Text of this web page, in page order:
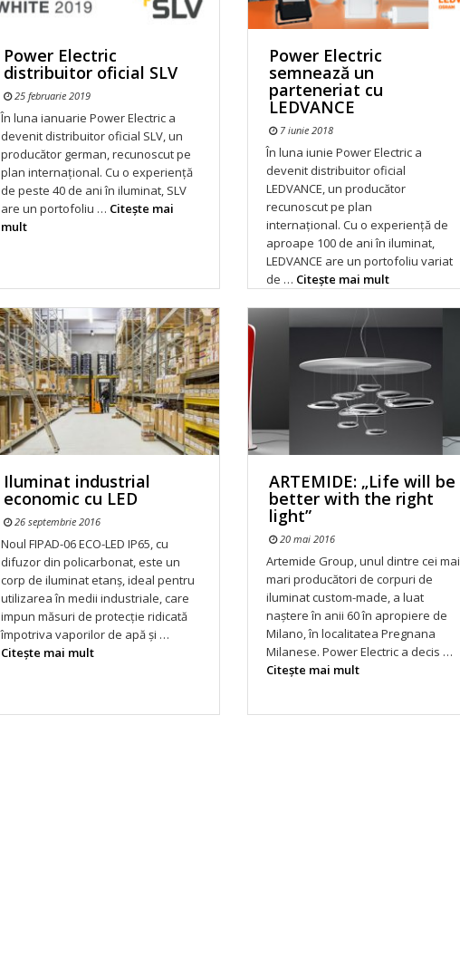
Power Electric
distribuitor oficial SLV
25 februarie 2019
În luna ianuarie Power Electric a
devenit distribuitor oficial SLV, un
producător german, recunoscut pe
plan internațional. Cu o experiență
de peste 40 de ani în iluminat, SLV
are un portofoliu … Citeşte mai
mult
Power Electric
semnează un
parteneriat cu
LEDVANCE
7 iunie 2018
În luna iunie Power Electric a
devenit distribuitor oficial
LEDVANCE, un producător
recunoscut pe plan
internațional. Cu o experiență de
aproape 100 de ani în iluminat,
LEDVANCE are un portofoliu variat
de … Citeşte mai mult
Iluminat industrial
economic cu LED
26 septembrie 2016
Noul FIPAD-06 ECO-LED IP65, cu
difuzor din policarbonat, este un
corp de iluminat etanș, ideal pentru
utilizarea în medii industriale, care
impun măsuri de protecție ridicată
împotriva vaporilor de apă și …
Citeşte mai mult
ARTEMIDE: „Life will be
better with the right
light”
20 mai 2016
Artemide Group, unul dintre cei mai
mari producători de corpuri de
iluminat custom-made, a luat
naștere în anii 60 în apropiere de
Milano, în localitatea Pregnana
Milanese. Power Electric a decis …
Citeşte mai mult